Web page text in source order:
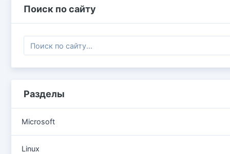
Поиск по сайту
Разделы
Microsoft
Linux